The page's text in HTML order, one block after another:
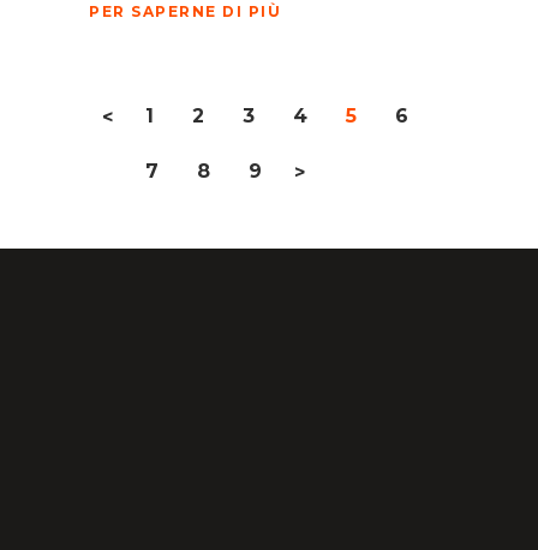
PER SAPERNE DI PIÙ
< 1 2 3 4 5 6
7 8 9 >